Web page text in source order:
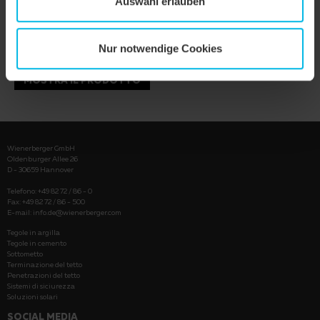
Nur notwendige Cookies
MOSTRA IL PRODOTTO
Wienerberger GmbH
Oldenburger Allee 26
D - 30659 Hannover
Telefono: +49 82 72 / 86 - 0
Fax: +49 82 72 / 86 - 500
E-mail: info.de@wienerberger.com
Tegole in argilla
Tegole in cemento
Sottometto
Terminazione del tetto
Penetrazioni del tetto
Sistemi di siciurezza
Soluzioni solari
SOCIAL MEDIA